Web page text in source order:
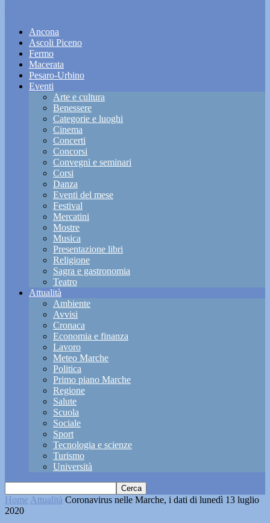
Ancona
Ascoli Piceno
Fermo
Macerata
Pesaro-Urbino
Eventi
Arte e cultura
Benessere
Categorie e luoghi
Cinema
Concerti
Concorsi
Convegni e seminari
Corsi
Danza
Eventi del mese
Festival
Mercatini
Mostre
Musica
Presentazione libri
Religione
Sagra e gastronomia
Teatro
Attualità
Ambiente
Avvisi
Cronaca
Economia e finanza
Lavoro
Meteo Marche
Politica
Primo piano Marche
Regione
Salute
Scuola
Sociale
Sport
Tecnologia e scienze
Turismo
Università
Home Attualità Coronavirus nelle Marche, i dati di lunedì 13 luglio
2020